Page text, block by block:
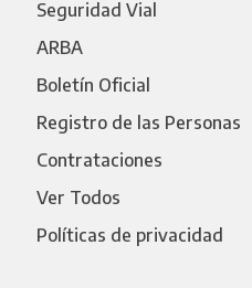
Seguridad Vial
ARBA
Boletín Oficial
Registro de las Personas
Contrataciones
Ver Todos
Políticas de privacidad